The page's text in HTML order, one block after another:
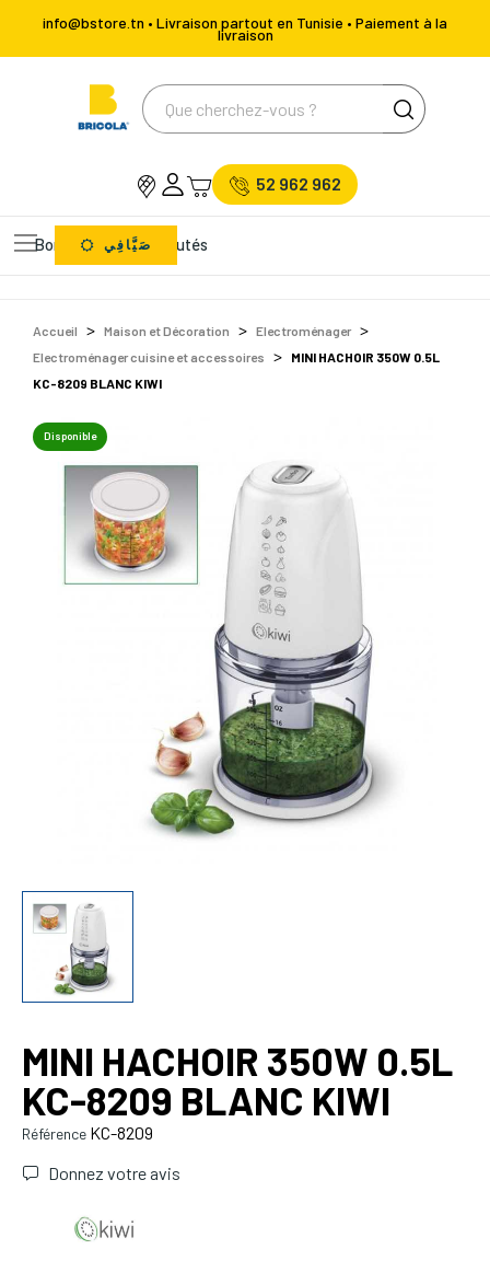
info@bstore.tn • Livraison partout en Tunisie • Paiement à la
livraison
52 962 962
Bons Plans Nouveautés
صَيَّافِي
Accueil Maison et Décoration
Electroménager
Electroménager cuisine et accessoires
MINI HACHOIR 350W 0.5L
KC-8209 BLANC KIWI
Disponible
MINI HACHOIR 350W 0.5L
KC-8209 BLANC KIWI
Référence KC-8209
Donnez votre avis